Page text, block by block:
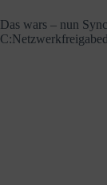
Das wars – nun